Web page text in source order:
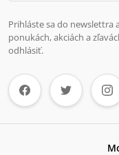
Prihláste sa do newslettra
ponukách, akciách a
odhlásiť.